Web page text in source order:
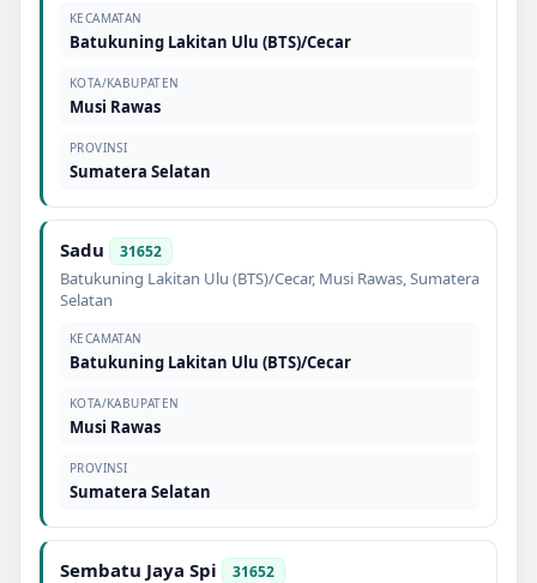
KECAMATAN
Batukuning Lakitan Ulu (BTS)/Cecar
KOTA/KABUPATEN
Musi Rawas
PROVINSI
Sumatera Selatan
Sadu 31652
Batukuning Lakitan Ulu (BTS)/Cecar, Musi Rawas,Sumatera
Selatan
KECAMATAN
Batukuning Lakitan Ulu (BTS)/Cecar
KOTA/KABUPATEN
Musi Rawas
PROVINSI
Sumatera Selatan
Sembatu Jaya Spi 31652